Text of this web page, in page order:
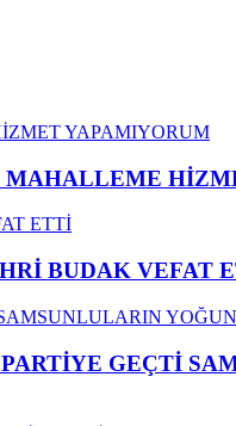
MAHALLEME
BUDAK VEFAT
GEÇTİ